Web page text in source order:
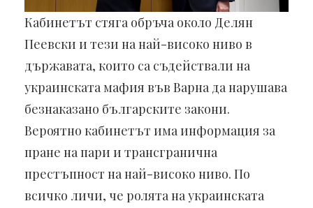
Кабинетът стяга обръча около Делян
Пеевски и тези на най-високо ниво в
държавата, които са съдействали на
украинската мафия във Варна да нарушава
безнаказано българските закони.
Вероятно кабинетът има информация за
пране на пари и трансгранична
престъпност на най-високо ниво. По
всичко личи, че ролята на украинската